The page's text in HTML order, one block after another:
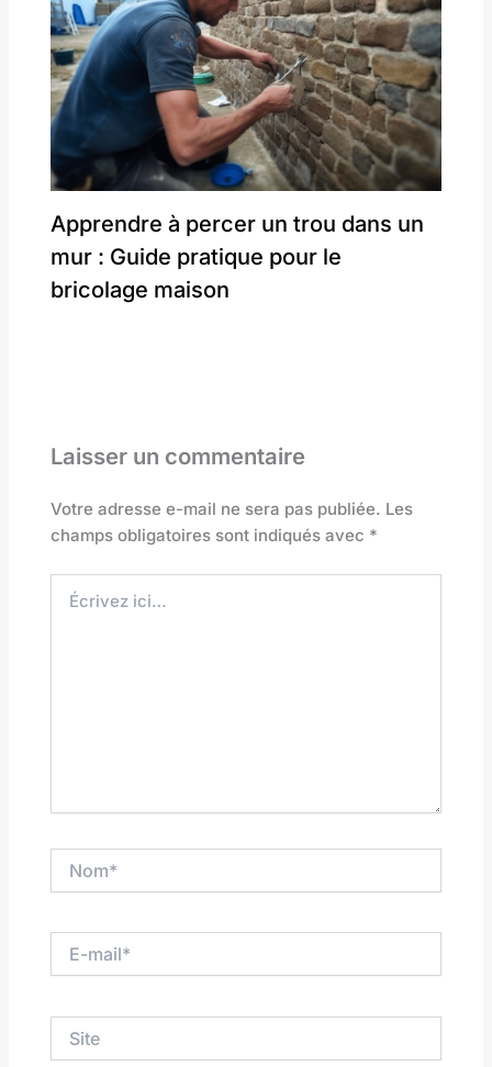
Apprendre à percer un trou dans un
mur : Guide pratique pour le
bricolage maison
Laisser un commentaire
Votre adresse e-mail ne sera pas publiée. Les
champs obligatoires sont indiqués avec *
ici…
mail*